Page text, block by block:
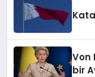
Von
bir